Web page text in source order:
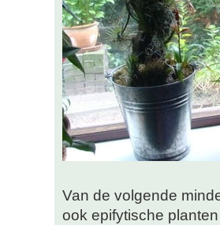
Van de volgende
ook epifytische